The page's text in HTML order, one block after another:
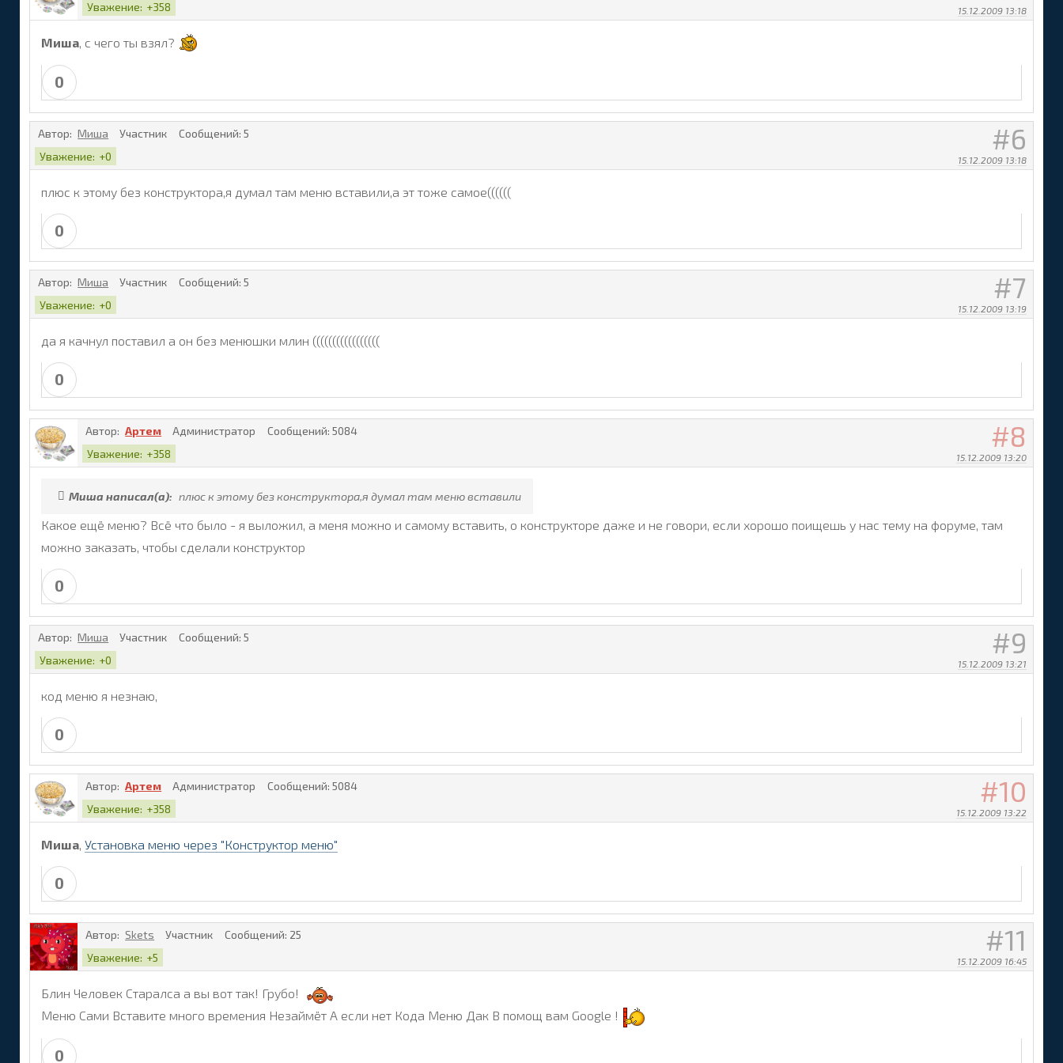
15.12.2009 13:18
Уважение: +358
Миша, с чего ты взял?
0
6
15.12.2009 13:18
Автор: Миша Участник Сообщений: 5
Уважение: +0
плюс к этому без конструктора,я думал там меню вставили,а эт тоже самое((((((
0
7
15.12.2009 13:19
Автор: Миша Участник Сообщений: 5
Уважение: +0
да я качнул поставил а он без менюшки млин (((((((((((((((((
0
8
15.12.2009 13:20
Автор: Артем Администратор Сообщений: 5084
Уважение: +358
Миша написал(а): плюс к этому без конструктора,я думал там меню вставили
Какое ещё меню? Всё что было - я выложил, а меня можно и самому вставить, о конструкторе даже и не говори, если хорошо поищешь у нас тему на форуме, там
можно заказать, чтобы сделали конструктор
0
9
15.12.2009 13:21
Автор: Миша Участник Сообщений: 5
Уважение: +0
код меню я незнаю,
0
10
15.12.2009 13:22
Автор: Артем Администратор Сообщений: 5084
Уважение: +358
Миша, Установка меню через "Конструктор меню"
0
11
15.12.2009 16:45
Автор: Skets Участник Сообщений: 25
Уважение: +5
Блин Человек Старалса а вы вот так! Грубо!
Меню Сами Вставите много времения Незаймёт А если нет Кода Меню Дак В помощ вам Google !
0